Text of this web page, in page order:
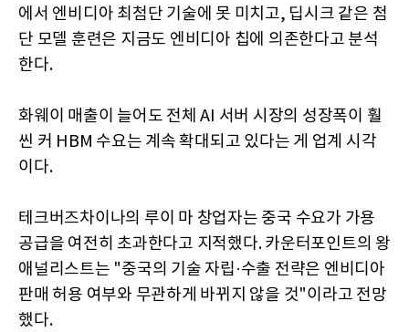
에서 엔비디아 최첨단 기술에 못 미치고, 딥시크 같은 첨
단 모델 훈련은 지금도 엔비디아 칩에 의존한다고 분석
한다.
화웨이 매출이 늘어도 전체 AI 서버 시장의 성장폭이 훨
씬 커 HBM 수요는 계속 확대되고 있다는 게 업계 시각
이다.
테크버즈차이나의 루이 마 창업자는 중국 수요가 가용
공급을 여전히 초과한다고 지적했다. 카운터포인트의 왕
애널리스트는 "중국의 기술 자립·수출 전략은 엔비디아
판매 허용 여부와 무관하게 바뀌지 않을 것"이라고 전망
했다.